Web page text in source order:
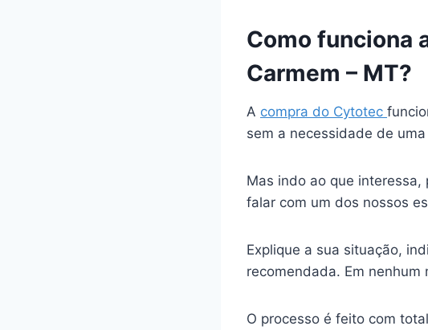
Como funciona
Carmem – MT?
A compra do Cytotec
sem a necessidade de
Mas indo ao que
falar com um dos nossos
Explique a sua situação,
recomendada. Em
O processo é feito com